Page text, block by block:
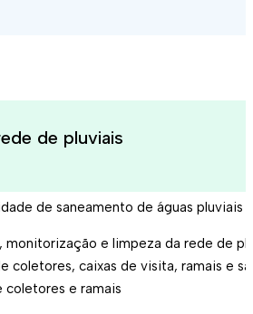
de pluviais
de saneamento de águas
monitorização e limpeza da rede de
coletores, caixas de visita, ramais e
coletores e ramais